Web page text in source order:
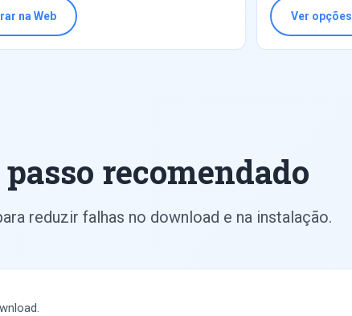
na Web Ver opções
passo recomendado
reduzir falhas no download e na instalação.